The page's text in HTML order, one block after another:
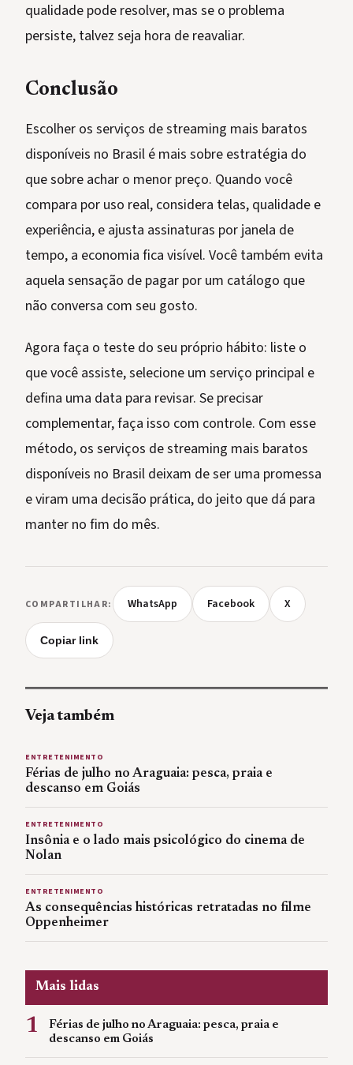
qualidade pode resolver, mas se o problema
persiste, talvez seja hora de reavaliar.
Conclusão
Escolher os serviços de streaming mais baratos
disponíveis no Brasil é mais sobre estratégia do
que sobre achar o menor preço. Quando você
compara por uso real, considera telas, qualidade e
experiência, e ajusta assinaturas por janela de
tempo, a economia fica visível. Você também evita
aquela sensação de pagar por um catálogo que
não conversa com seu gosto.
Agora faça o teste do seu próprio hábito: liste o
que você assiste, selecione um serviço principal e
defina uma data para revisar. Se precisar
complementar, faça isso com controle. Com esse
método, os serviços de streaming mais baratos
disponíveis no Brasil deixam de ser uma promessa
e viram uma decisão prática, do jeito que dá para
manter no fim do mês.
COMPARTILHAR: WhatsApp Facebook X
Copiar link
Veja também
ENTRETENIMENTO
Férias de julho no Araguaia: pesca, praia e
descanso em Goiás
ENTRETENIMENTO
Insônia e o lado mais psicológico do cinema de
Nolan
ENTRETENIMENTO
As consequências históricas retratadas no filme
Oppenheimer
Mais lidas
1
Férias de julho no Araguaia: pesca, praia e
descanso em Goiás